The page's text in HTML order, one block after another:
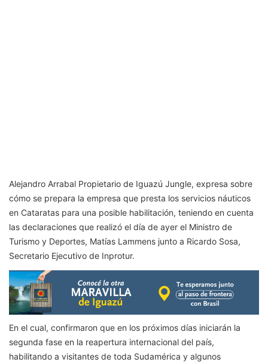
Alejandro Arrabal Propietario de Iguazú Jungle, expresa sobre
cómo se prepara la empresa que presta los servicios náuticos
en Cataratas para una posible habilitación, teniendo en cuenta
las declaraciones que realizó el día de ayer el Ministro de
Turismo y Deportes, Matías Lammens junto a Ricardo Sosa,
Secretario Ejecutivo de Inprotur.
En el cual, confirmaron que en los próximos días iniciarán la
segunda fase en la reapertura internacional del país,
habilitando a visitantes de toda Sudamérica y algunos